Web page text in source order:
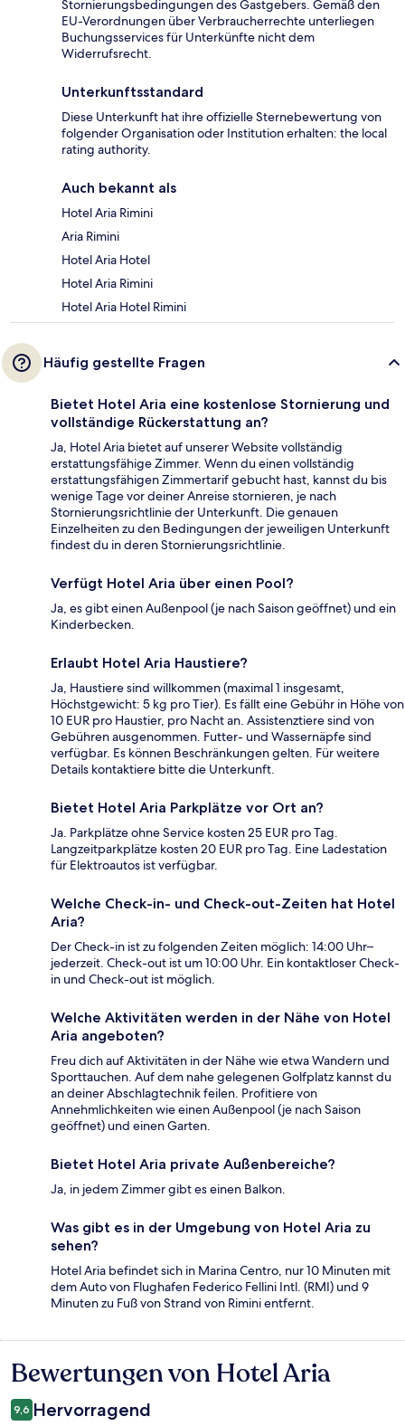
Stornierungsbedingungen des Gastgebers. Gemäß den
EU-Verordnungen über Verbraucherrechte unterliegen
Buchungsservices für Unterkünfte nicht dem
Widerrufsrecht.
Unterkunftsstandard
Diese Unterkunft hat ihre offizielle Sternebewertung von
folgender Organisation oder Institution erhalten: the local
rating authority.
Auch bekannt als
Hotel Aria Rimini
Aria Rimini
Hotel Aria Hotel
Hotel Aria Rimini
Hotel Aria Hotel Rimini
Häufig gestellte Fragen
Bietet Hotel Aria eine kostenlose Stornierung und
vollständige Rückerstattung an?
Ja, Hotel Aria bietet auf unserer Website vollständig
erstattungsfähige Zimmer. Wenn du einen vollständig
erstattungsfähigen Zimmertarif gebucht hast, kannst du bis
wenige Tage vor deiner Anreise stornieren, je nach
Stornierungsrichtlinie der Unterkunft. Die genauen
Einzelheiten zu den Bedingungen der jeweiligen Unterkunft
findest du in deren Stornierungsrichtlinie.
Verfügt Hotel Aria über einen Pool?
Ja, es gibt einen Außenpool (je nach Saison geöffnet) und ein
Kinderbecken.
Erlaubt Hotel Aria Haustiere?
Ja, Haustiere sind willkommen (maximal 1 insgesamt,
Höchstgewicht: 5 kg pro Tier). Es fällt eine Gebühr in Höhe von
10 EUR pro Haustier, pro Nacht an. Assistenztiere sind von
Gebühren ausgenommen. Futter- und Wassernäpfe sind
verfügbar. Es können Beschränkungen gelten. Für weitere
Details kontaktiere bitte die Unterkunft.
Bietet Hotel Aria Parkplätze vor Ort an?
Ja. Parkplätze ohne Service kosten 25 EUR pro Tag.
Langzeitparkplätze kosten 20 EUR pro Tag. Eine Ladestation
für Elektroautos ist verfügbar.
Welche Check-in- und Check-out-Zeiten hat Hotel
Aria?
Der Check-in ist zu folgenden Zeiten möglich: 14:00 Uhr–
jederzeit. Check-out ist um 10:00 Uhr. Ein kontaktloser Check-
in und Check-out ist möglich.
Welche Aktivitäten werden in der Nähe von Hotel
Aria angeboten?
Freu dich auf Aktivitäten in der Nähe wie etwa Wandern und
Sporttauchen. Auf dem nahe gelegenen Golfplatz kannst du
an deiner Abschlagtechnik feilen. Profitiere von
Annehmlichkeiten wie einen Außenpool (je nach Saison
geöffnet) und einen Garten.
Bietet Hotel Aria private Außenbereiche?
Ja, in jedem Zimmer gibt es einen Balkon.
Was gibt es in der Umgebung von Hotel Aria zu
sehen?
Hotel Aria befindet sich in Marina Centro, nur 10 Minuten mit
dem Auto von Flughafen Federico Fellini Intl. (RMI) und 9
Minuten zu Fuß von Strand von Rimini entfernt.
Bewertungen
Bewertungen von Hotel Aria
9,6 Hervorragend